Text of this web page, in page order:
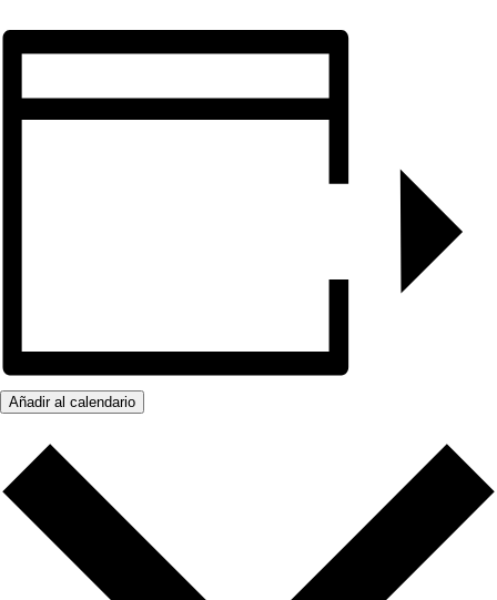
Añadir al calendario